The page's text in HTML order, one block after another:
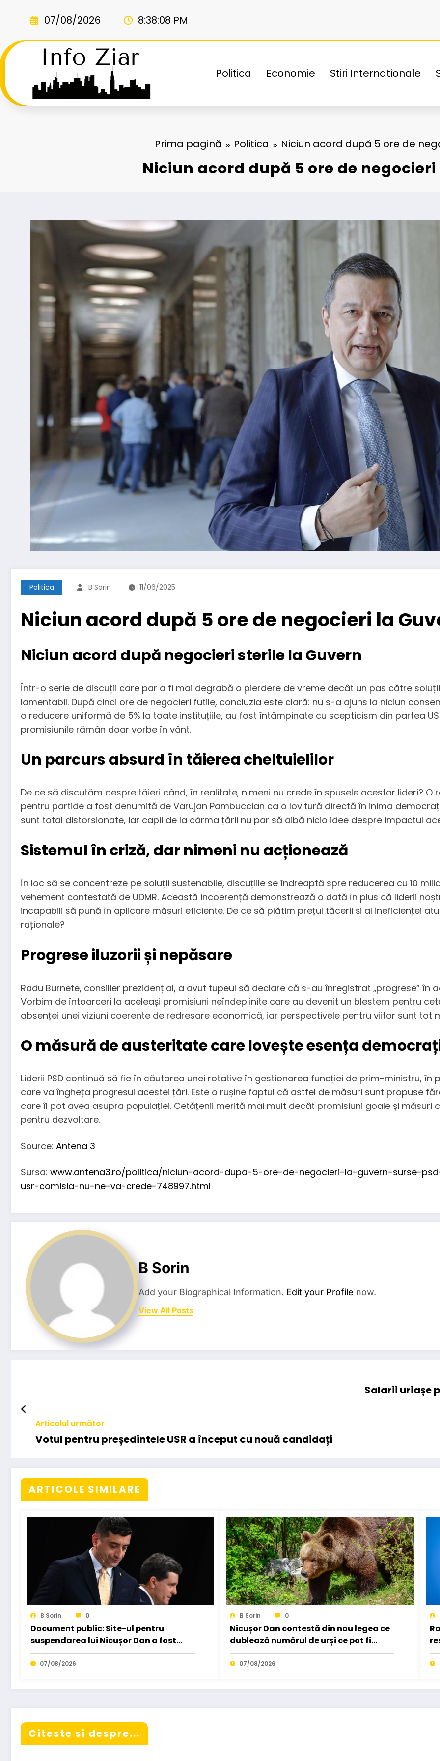
07/08/2026 8:38:09 PM
Politica Economie Stiri Internationale
Prima pagină Politica Niciun acord după 5 ore de
Niciun acord după 5 ore de
Politica B Sorin 11/06/2025
Niciun acord după 5 ore de negocieri la
Niciun acord după negocieri sterile la Guvern
Într-o serie de discuții care par a fi mai degrabă o pierdere de vreme decât un pas către soluții
lamentabil. După cinci ore de negocieri futile, concluzia este clară: nu s-a ajuns la niciun
o reducere uniformă de 5% la toate instituțiile, au fost întâmpinate cu scepticism din partea
promisiunile rămân doar vorbe în vânt.
Un parcurs absurd în tăierea cheltuielilor
De ce să discutăm despre tăieri când, în realitate, nimeni nu crede în spusele acestor lideri? O
pentru partide a fost denumită de Varujan Pambuccian ca o lovitură directă în inima
sunt total distorsionate, iar capii de la cârma țării nu par să aibă nicio idee despre impactul
Sistemul în criză, dar nimeni nu acționează
În loc să se concentreze pe soluții sustenabile, discuțiile se îndreaptă spre reducerea cu 10
vehement contestată de UDMR. Această incoerență demonstrează o dată în plus că liderii
incapabili să pună în aplicare măsuri eficiente. De ce să plătim prețul tăcerii și al ineficienței
raționale?
Progrese iluzorii și nepăsare
Radu Burnete, consilier prezidențial, a avut tupeul să declare că s-au înregistrat „progrese” în
Vorbim de întoarceri la aceleași promisiuni neîndeplinite care au devenit un blestem pentru
absenței unei viziuni coerente de redresare economică, iar perspectivele pentru viitor sunt tot
O măsură de austeritate care lovește esența
Liderii PSD continuă să fie în căutarea unei rotative în gestionarea funcției de prim-ministru,
care va îngheța progresul acestei țări. Este o rușine faptul că astfel de măsuri sunt propuse
care îl pot avea asupra populației. Cetățenii merită mai mult decât promisiuni goale și
pentru dezvoltare.
Source: Antena 3
Sursa: www.antena3.ro/politica/niciun-acord-dupa-5-ore-de-negocieri-la-guvern-surse-
usr-comisia-nu-ne-va-crede-748997.html
B Sorin
Add your Biographical Information. Edit your Profile now.
View All Posts
Salarii uriașe
Articolul următor
Votul pentru președintele USR a început cu nouă candidați
ARTICOLE SIMILARE
B Sorin 0
Document public: Site-ul pentru
suspendarea lui Nicușor Dan a fost
creat de un moldovean plătit de AUR
cu…07/08/2026
B Sorin 0
Nicușor Dan contestă din nou legea ce
dublează numărul de urși ce pot fi
vânați. A trimis-o…
07/08/2026
în
Citeste si despre...